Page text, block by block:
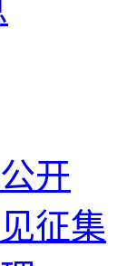
开
征集